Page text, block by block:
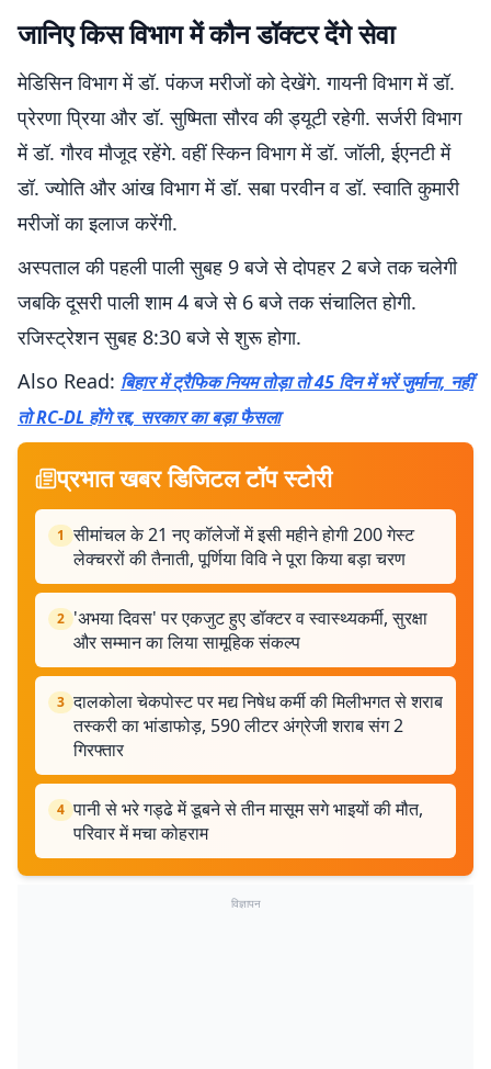
जानिए किस विभाग में कौन डॉक्टर देंगे सेवा
मेडिसिन विभाग में डॉ. पंकज मरीजों को देखेंगे. गायनी विभाग में डॉ.
प्रेरणा प्रिया और डॉ. सुष्मिता सौरव की ड्यूटी रहेगी. सर्जरी विभाग
में डॉ. गौरव मौजूद रहेंगे. वहीं स्किन विभाग में डॉ. जॉली, ईएनटी में
डॉ. ज्योति और आंख विभाग में डॉ. सबा परवीन व डॉ. स्वाति कुमारी
मरीजों का इलाज करेंगी.
अस्पताल की पहली पाली सुबह 9 बजे से दोपहर 2 बजे तक चलेगी
जबकि दूसरी पाली शाम 4 बजे से 6 बजे तक संचालित होगी.
रजिस्ट्रेशन सुबह 8:30 बजे से शुरू होगा.
Also Read: बिहार में ट्रैफिक नियम तोड़ा तो 45 दिन में भरें जुर्माना, नहीं
तो RC-DL होंगे रद्द, सरकार का बड़ा फैसला
प्रभात खबर डिजिटल टॉप स्टोरी
1 सीमांचल के 21 नए कॉलेजों में इसी महीने होगी 200 गेस्ट
लेक्चररों की तैनाती, पूर्णिया विवि ने पूरा किया बड़ा चरण
2 'अभया दिवस' पर एकजुट हुए डॉक्टर व स्वास्थ्यकर्मी, सुरक्षा
और सम्मान का लिया सामूहिक संकल्प
3 दालकोला चेकपोस्ट पर मद्य निषेध कर्मी की मिलीभगत से शराब
तस्करी का भांडाफोड़, 590 लीटर अंग्रेजी शराब संग 2
गिरफ्तार
4 पानी से भरे गड्ढे में डूबने से तीन मासूम सगे भाइयों की मौत,
परिवार में मचा कोहराम
विज्ञापन